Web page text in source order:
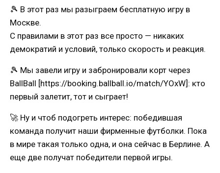
🎾 В этот раз мы разыграем бесплатную игру в
Москве.
С правилами в этот раз все просто — никаких
демократий и условий, только скорость и реакция.
🎾 Мы завели игру и забронировали корт через
BallBall [https://booking.ballball.io/match/YOxW]: кто
первый залетит, тот и сыграет!
🚀 Ну и чтоб подогреть интерес: победившая
команда получит наши фирменные футболки. Пока
в мире такая только одна, и она сейчас в Берлине. А
еще две получат победители первой игры.